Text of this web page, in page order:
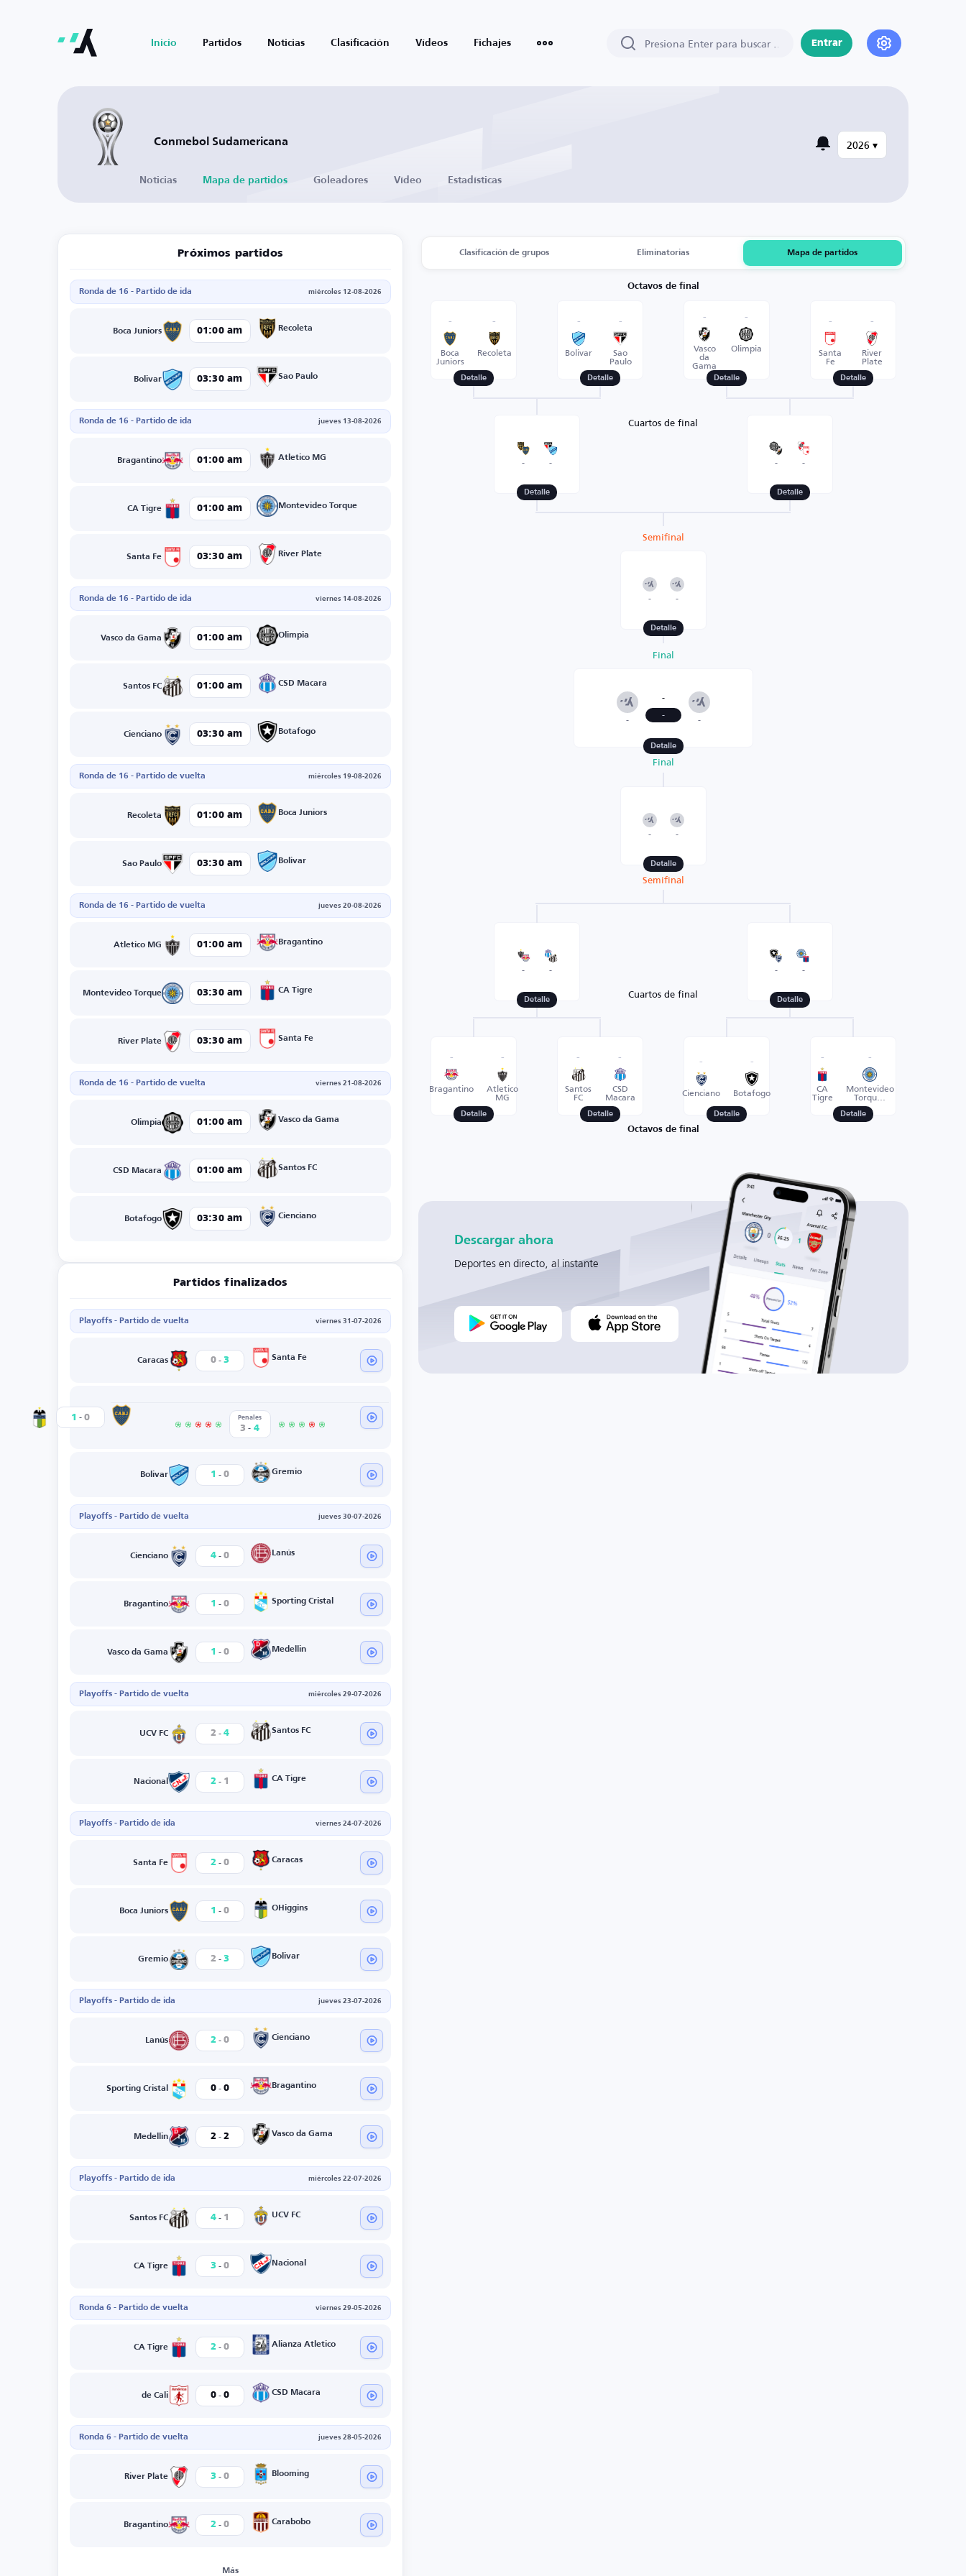
Inicio Partidos Noticias Clasificación Vídeos Fichajes Entrar
Conmebol Sudamericana
Noticias Mapa de partidos Goleadores Vídeo Estadísticas
2026 ▾
Próximos partidos
Ronda de 16 - Partido de ida miércoles 12-08-2026
Boca Juniors 01:00 am Recoleta
Bolivar 03:30 am Sao Paulo
Ronda de 16 - Partido de ida jueves 13-08-2026
Bragantino 01:00 am Atletico MG
CA Tigre 01:00 am Montevideo Torque
Santa Fe 03:30 am River Plate
Ronda de 16 - Partido de ida viernes 14-08-2026
Vasco da Gama 01:00 am Olimpia
Santos FC 01:00 am CSD Macara
Cienciano 03:30 am Botafogo
Ronda de 16 - Partido de vuelta miércoles 19-08-2026
Recoleta 01:00 am Boca Juniors
Sao Paulo 03:30 am Bolivar
Ronda de 16 - Partido de vuelta jueves 20-08-2026
Atletico MG 01:00 am Bragantino
Montevideo Torque 03:30 am CA Tigre
River Plate 03:30 am Santa Fe
Ronda de 16 - Partido de vuelta viernes 21-08-2026
Olimpia 01:00 am Vasco da Gama
CSD Macara 01:00 am Santos FC
Botafogo 03:30 am Cienciano
Partidos finalizados
Playoffs - Partido de vuelta viernes 31-07-2026
Caracas 0 - 3 Santa Fe
OHiggins 1 - 0 Penales
3 - 4
Bolivar 1 - 0 Gremio
Playoffs - Partido de vuelta jueves 30-07-2026
Cienciano 4 - 0 Lanús
Bragantino 1 - 0 Sporting Cristal
Vasco da Gama 1 - 0 Medellin
Playoffs - Partido de vuelta miércoles 29-07-2026
UCV FC 2 - 4 Santos FC
Nacional 2 - 1 CA Tigre
Playoffs - Partido de ida viernes 24-07-2026
Santa Fe 2 - 0 Caracas
Boca Juniors 1 - 0 OHiggins
Gremio 2 - 3 Bolivar
Playoffs - Partido de ida jueves 23-07-2026
Lanús 2 - 0 Cienciano
Sporting Cristal 0 - 0 Bragantino
Medellin 2 - 2 Vasco da Gama
Playoffs - Partido de ida miércoles 22-07-2026
Santos FC 4 - 1 UCV FC
CA Tigre 3 - 0 Nacional
Ronda 6 - Partido de vuelta viernes 29-05-2026
CA Tigre 2 - 0 Alianza Atletico
de Cali 0 - 0 CSD Macara
Ronda 6 - Partido de vuelta jueves 28-05-2026
River Plate 3 - 0 Blooming
Bragantino 2 - 0 Carabobo
Más
Clasificación de grupos Eliminatorias Mapa de partidos
Octavos de final
-
Boca
Juniors
-
Recoleta
Detalle
-
Bolivar
-
Sao
Paulo
Detalle
-
Vasco
da
Gama
-
Olimpia
Detalle
-
Santa
Fe
-
River
Plate
Detalle
Cuartos de final
- -
Detalle
- -
Detalle
Semifinal
- -
Detalle
Final
-
-
- -
Detalle
Final
- -
Detalle
Semifinal
- -
Detalle
- -
Detalle
Cuartos de final
-
Bragantino
-
Atletico
MG
Detalle
-
Santos
FC
-
CSD
Macara
Detalle
-
Cienciano
-
Botafogo
Detalle
-
CA
Tigre
-
Montevideo
Torqu...
Detalle
Octavos de final
Descargar ahora
Deportes en directo, al instante